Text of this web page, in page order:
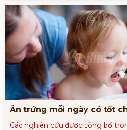
sát khuẩn sau khi đã tiếp xúc với
Ăn trứng mỗi ngày có tốt
​​​​​​​Các nghiên cứu được công bố